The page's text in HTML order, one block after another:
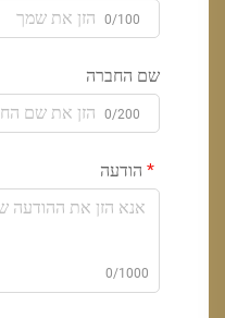
0/100
שם החברה
0/200
הודעה
0/1000